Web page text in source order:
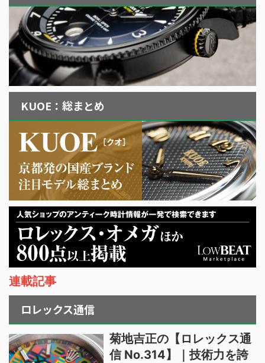
KUOE：総まとめ
連載記事
ロレックス通信
菊地吉正の【ロレックス通
信 No.314】｜技術力を誇